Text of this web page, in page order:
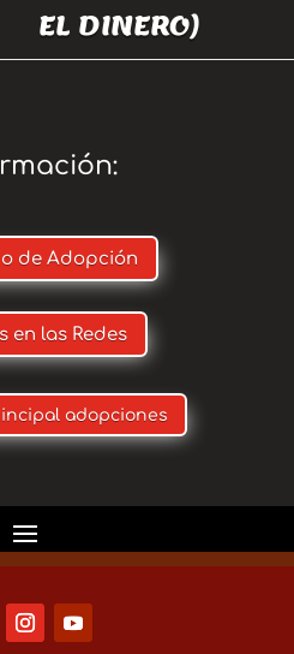
EL DINERO)
de Adopción
en las Redes
adopciones